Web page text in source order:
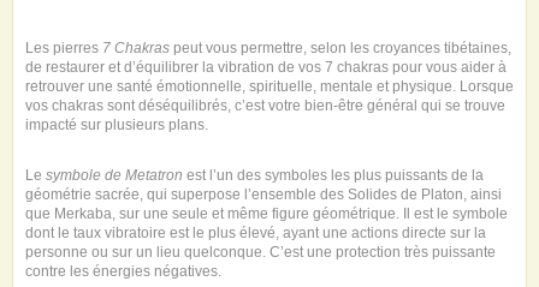
Les pierres 7 Chakras peut vous permettre, selon les croyances tibétaines,
de restaurer et d’équilibrer la vibration de vos 7 chakras pour vous aider à
retrouver une santé émotionnelle, spirituelle, mentale et physique. Lorsque
vos chakras sont déséquilibrés, c’est votre bien-être général qui se trouve
impacté sur plusieurs plans.
Le symbole de Metatron est l’un des symboles les plus puissants de la
géométrie sacrée, qui superpose l’ensemble des Solides de Platon, ainsi
que Merkaba, sur une seule et même figure géométrique. Il est le symbole
dont le taux vibratoire est le plus élevé, ayant une actions directe sur la
personne ou sur un lieu quelconque. C’est une protection très puissante
contre les énergies négatives.